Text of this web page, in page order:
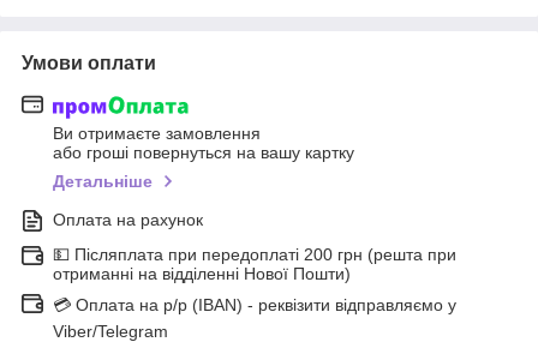
Умови оплати
Ви отримаєте замовлення
або гроші повернуться на вашу картку
Детальніше
Оплата на рахунок
💵 Післяплата при передоплаті 200 грн (решта при
отриманні на відділенні Нової Пошти)
💳 Оплата на р/р (IBAN) - реквізити відправляємо у
Viber/Telegram